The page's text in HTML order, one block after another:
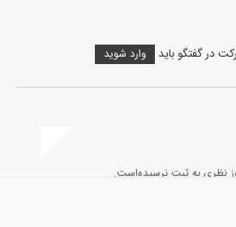
در گفتگو باید وارد شوید
نظری به ثبت نرسیده‌است.